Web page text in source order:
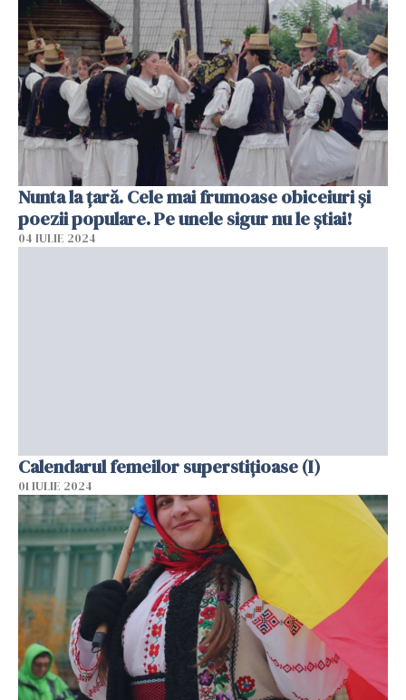
Nunta la țară. Cele mai frumoase obiceiuri și
poezii populare. Pe unele sigur nu le știai!
04 IULIE 2024
Calendarul femeilor superstițioase (I)
01 IULIE 2024